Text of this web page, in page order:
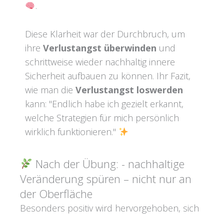
.
Diese Klarheit war der Durchbruch, um
ihre Verlustangst überwinden und
schrittweise wieder nachhaltig innere
Sicherheit aufbauen zu können. Ihr Fazit,
wie man die Verlustangst loswerden
kann: "Endlich habe ich gezielt erkannt,
welche Strategien für mich persönlich
wirklich funktionieren."
Nach der Übung: - nachhaltige
Veränderung spüren – nicht nur an
der Oberfläche
Besonders positiv wird hervorgehoben, sich